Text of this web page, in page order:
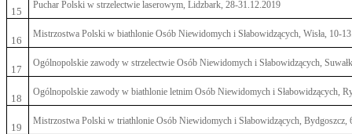
15
Puchar Polski w strzelectwie laserowym, Lidzbark, 28-31.12.2019
16
Mistrzostwa Polski w biathlonie Osób Niewidomych i Słabowidzących, Wisła, 10-
17
Ogólnopolskie zawody w strzelectwie Osób Niewidomych i Słabowidzących,
18
Ogólnopolskie zawody w biathlonie letnim Osób Niewidomych i Słabowidzących,
19
Mistrzostwa Polski w triathlonie Osób Niewidomych i Słabowidzących, Bydgoszcz,